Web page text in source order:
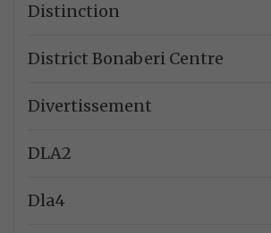
Distinction
District Bonaberi Centre
Divertissement
DLA2
Dla4